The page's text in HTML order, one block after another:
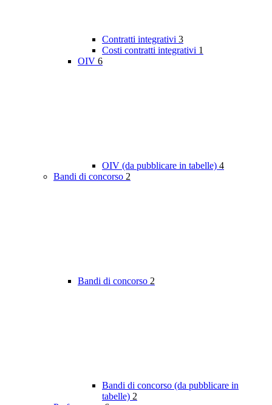
Contratti integrativi 3
Costi contratti integrativi 1
OIV 6
OIV (da pubblicare in tabelle) 4
Bandi di concorso 2
Bandi di concorso 2
Bandi di concorso (da pubblicare in
tabelle) 2